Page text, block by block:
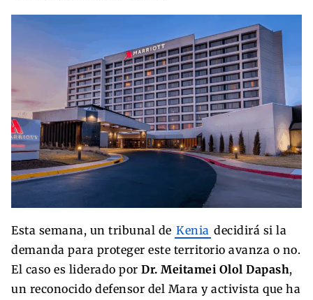
Esta semana, un tribunal de Kenia decidirá si la
demanda para proteger este territorio avanza o no.
El caso es liderado por Dr. Meitamei Olol Dapash,
un reconocido defensor del Mara y activista que ha